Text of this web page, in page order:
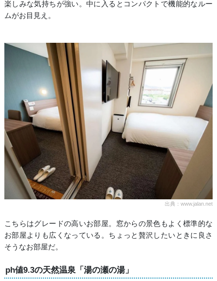
楽しみな気持ちが強い。中に入るとコンパクトで機能的なルー
ムがお目見え。
出典：www.jalan.net
こちらはグレードの高いお部屋。窓からの景色もよく標準的な
お部屋よりも広くなっている。ちょっと贅沢したいときに良さ
そうなお部屋だ。
ph値9.3の天然温泉「湯の瀬の湯」